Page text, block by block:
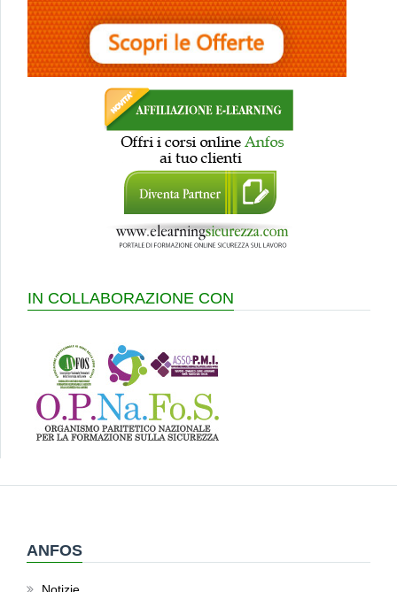
IN COLLABORAZIONE CON
ANFOS